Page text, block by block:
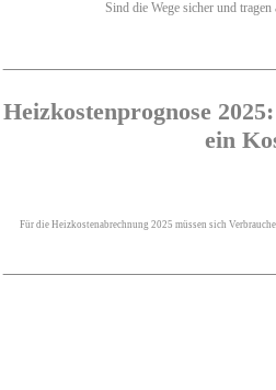
Sind die Wege sicher und
Heizkostenprognose
ein
Für die Heizkostenabrechnung 2025 müssen sich